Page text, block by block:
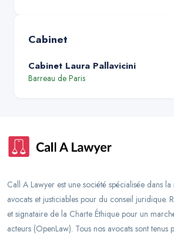
Cabinet
Cabinet Laura Pallavicini
Barreau de Paris
Call A Lawyer est une société spécialisée dans
avocats et justiciables pour du conseil juridique.
et signataire de la Charte Éthique pour un
acteurs (OpenLaw). Tous nos avocats sont tenus